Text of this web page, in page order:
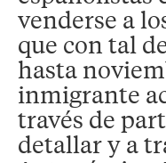
venderse a
que con tal
hasta
inmigrante
través de
detallar y a